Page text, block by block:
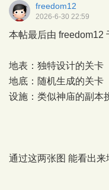
freedom12
2026-6-30 22:59
本帖最后由 freedom12
地表：独特设计的关卡
地底：随机生成的关卡
设施：类似神庙的副本
通过这两张图 能看出来